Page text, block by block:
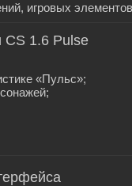
игровых
CS 1.6 Pulse
«Пульс»;